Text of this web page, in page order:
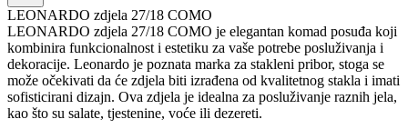
LEONARDO zdjela 27/18 COMO
LEONARDO zdjela 27/18 COMO je elegantan komad posuđa koji
kombinira funkcionalnost i estetiku za vaše potrebe posluživanja i
dekoracije. Leonardo je poznata marka za stakleni pribor, stoga se
može očekivati da će zdjela biti izrađena od kvalitetnog stakla i imati
sofisticirani dizajn. Ova zdjela je idealna za posluživanje raznih jela,
kao što su salate, tjestenine, voće ili dezereti.